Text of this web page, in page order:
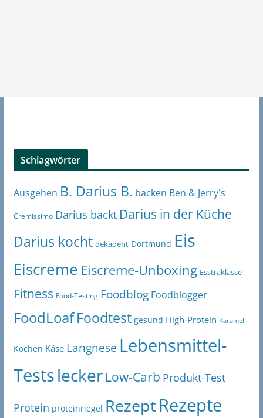
Schlagwörter
Ausgehen B. Darius B. backen Ben & Jerry´s
Cremissimo Darius backt Darius in der Küche
Darius kocht dekadent Dortmund Eis
Eiscreme Eiscreme-Unboxing Esstraklasse
Fitness Food-Testing Foodblog Foodblogger
FoodLoaf Foodtest gesund High-Protein Karamell
Kochen Käse Langnese Lebensmittel-
Testslecker Low-Carb Produkt-Test
Protein proteinriegel RezeptRezepte